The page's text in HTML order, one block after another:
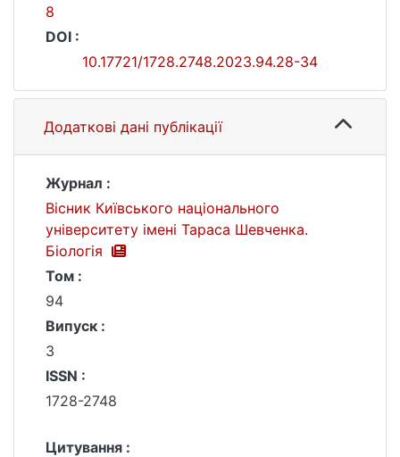
8
DOI :
10.17721/1728.2748.2023.94.28-34
Додаткові дані публікації
Журнал :
Вісник Київського національного
університету імені Тараса Шевченка.
Біологія
Том :
94
Випуск :
3
ISSN :
1728-2748
Цитування :